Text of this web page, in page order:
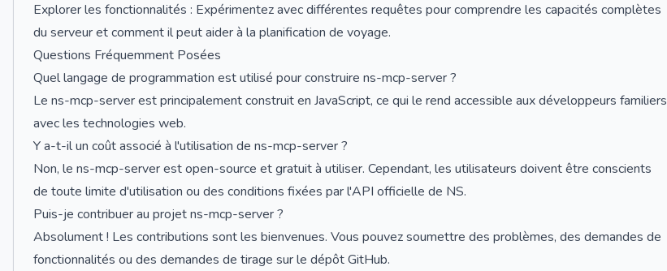
Explorer les fonctionnalités : Expérimentez avec différentes requêtes pour comprendre les capacités complètes
du serveur et comment il peut aider à la planification de voyage.
Questions Fréquemment Posées
Quel langage de programmation est utilisé pour construire ns-mcp-server ?
Le ns-mcp-server est principalement construit en JavaScript, ce qui le rend accessible aux développeurs familiers
avec les technologies web.
Y a-t-il un coût associé à l'utilisation de ns-mcp-server ?
Non, le ns-mcp-server est open-source et gratuit à utiliser. Cependant, les utilisateurs doivent être conscients
de toute limite d'utilisation ou des conditions fixées par l'API officielle de NS.
Puis-je contribuer au projet ns-mcp-server ?
Absolument ! Les contributions sont les bienvenues. Vous pouvez soumettre des problèmes, des demandes de
fonctionnalités ou des demandes de tirage sur le dépôt GitHub.